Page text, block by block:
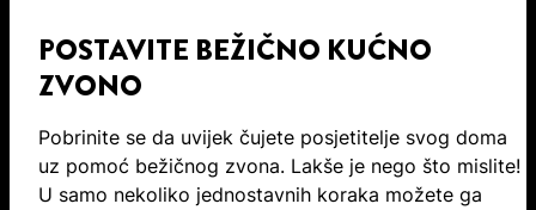
POSTAVITE BEŽIČNO KUĆNO
ZVONO
Pobrinite se da uvijek čujete posjetitelje svog doma
uz pomoć bežičnog zvona. Lakše je nego što mislite!
U samo nekoliko jednostavnih koraka možete ga